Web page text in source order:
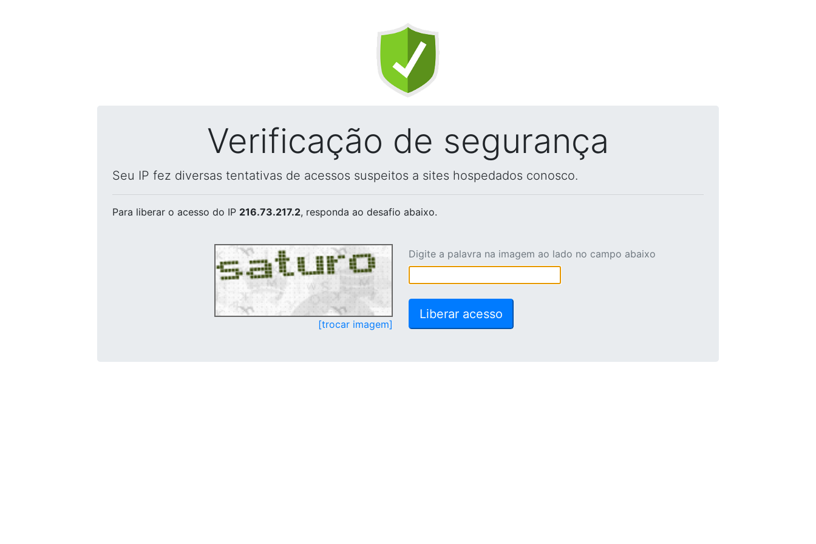
Verificação de segurança
Seu IP fez diversas tentativas de acessos suspeitos a sites hospedados conosco.
Para liberar o acesso do IP 216.73.217.2, responda ao desafio abaixo.
[trocar imagem]
Digite a palavra na imagem ao lado no campo abaixo